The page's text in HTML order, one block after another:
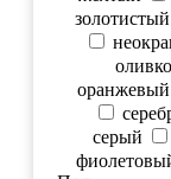
золотистый
оранжевый
серый